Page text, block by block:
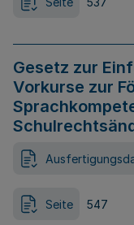
Gesetz zur
Vorkurse zur
Seite 547